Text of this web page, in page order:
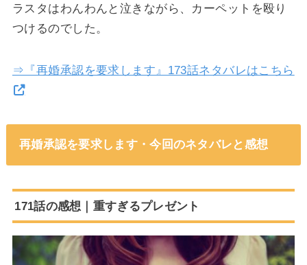
ラスタはわんわんと泣きながら、カーペットを殴り
つけるのでした。
⇒『再婚承認を要求します』173話ネタバレはこちら
再婚承認を要求します・今回のネタバレと感想
171話の感想｜重すぎるプレゼント